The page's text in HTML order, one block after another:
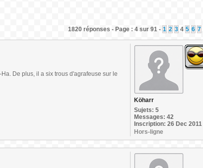
1820 réponses - Page : 4 sur 91 - 1 2 3 4 5 6 7
De plus, il a six trous d'agrafeuse sur le
Köharr
Sujets: 5
Messages: 42
Inscription: 26 Dec 2011
Hors-ligne